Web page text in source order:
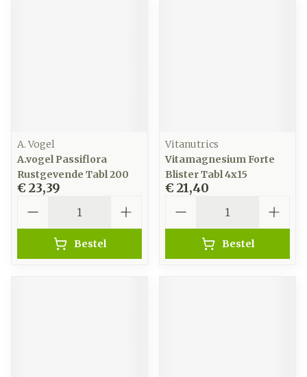
A. Vogel
A.vogel Passiflora
Rustgevende Tabl 200
€ 23,39
Bestel
Vitanutrics
Vitamagnesium Forte
Blister Tabl 4x15
€ 21,40
Bestel